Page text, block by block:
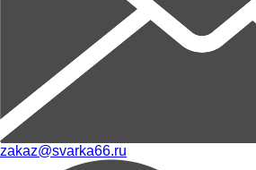
zakaz@svarka66.ru